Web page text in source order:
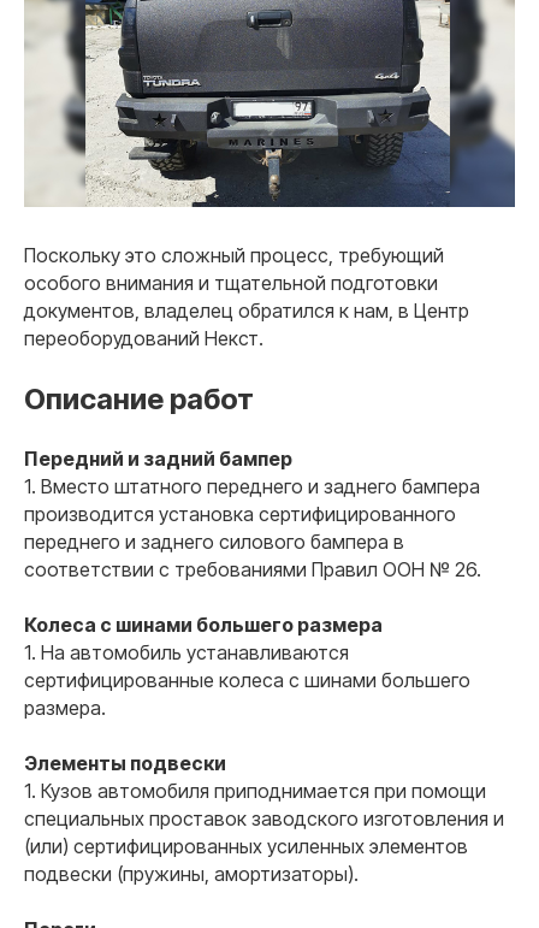
Поскольку это сложный процесс, требующий
особого внимания и тщательной подготовки
документов, владелец обратился к нам, в Центр
переоборудований Некст.
Описание работ
Передний и задний бампер
1. Вместо штатного переднего и заднего бампера
производится установка сертифицированного
переднего и заднего силового бампера в
соответствии с требованиями Правил ООН № 26.
Колеса с шинами большего размера
1. На автомобиль устанавливаются
сертифицированные колеса с шинами большего
размера.
Элементы подвески
1. Кузов автомобиля приподнимается при помощи
специальных проставок заводского изготовления и
(или) сертифицированных усиленных элементов
подвески (пружины, амортизаторы).